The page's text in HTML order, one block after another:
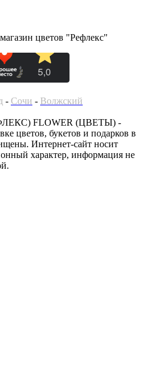
цветов "Рефлекс"
- Сочи - Волжский
FLOWER (ЦВЕТЫ) -
цветов, букетов и подарков в
Интернет-сайт носит
характер, информация не